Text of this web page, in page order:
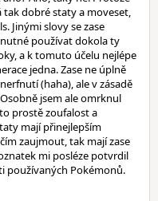
dobré staty a moveset,
Jinými slovy se zase
používat dokola ty
a k tomuto účelu nejlépe
jedna. Zase ne úplně
(haha), ale v zásadě
jsem ale omrknul
prostě zoufalost a
mají přinejlepším
zaujmout, tak mají zase
mi posléze potvrdil
používaných Pokémonů.